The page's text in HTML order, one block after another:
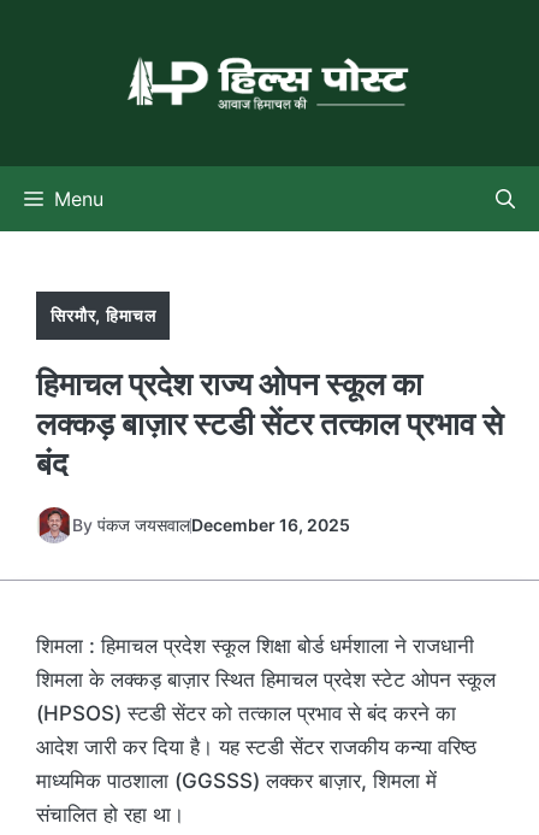
Menu
सिरमौर,हिमाचल
हिमाचल प्रदेश राज्य ओपन स्कूल का
लक्कड़ बाज़ार स्टडी सेंटर तत्काल प्रभाव से
बंद
By पंकज जयसवालDecember 16, 2025
शिमला : हिमाचल प्रदेश स्कूल शिक्षा बोर्ड धर्मशाला ने राजधानी
शिमला के लक्कड़ बाज़ार स्थित हिमाचल प्रदेश स्टेट ओपन स्कूल
(HPSOS) स्टडी सेंटर को तत्काल प्रभाव से बंद करने का
आदेश जारी कर दिया है। यह स्टडी सेंटर राजकीय कन्या वरिष्ठ
माध्यमिक पाठशाला (GGSSS) लक्‍कर बाज़ार, शिमला में
संचालित हो रहा था।